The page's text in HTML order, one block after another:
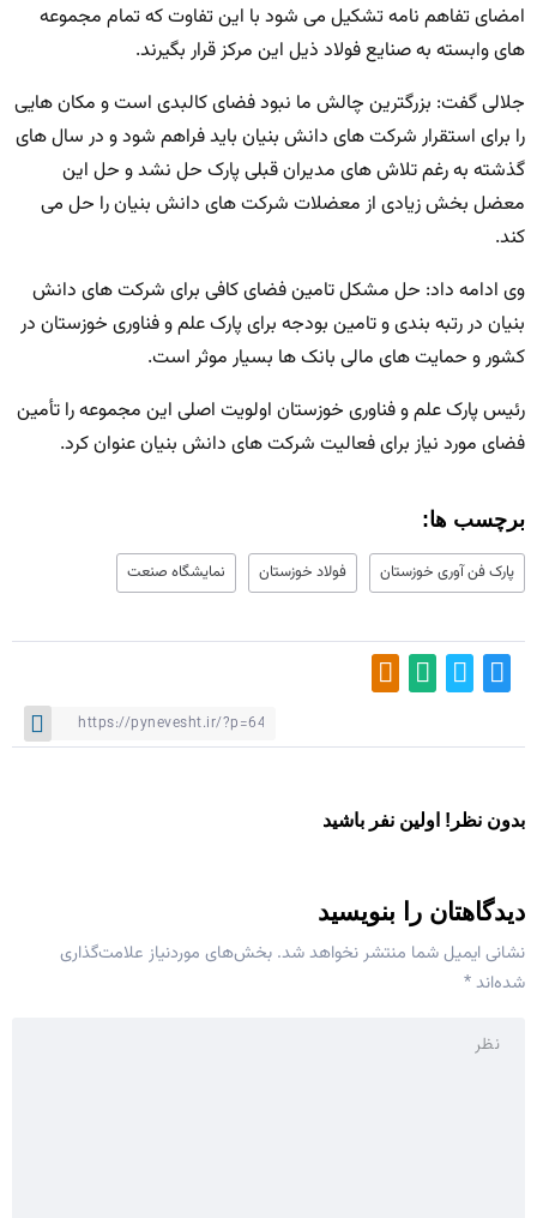
امضای تفاهم نامه تشکیل می شود با این تفاوت که تمام مجموعه
های وابسته به صنایع فولاد ذیل این مرکز قرار بگیرند.
جلالی گفت: بزرگترین چالش ما نبود فضای کالبدی است و مکان هایی
را برای استقرار شرکت های دانش بنیان باید فراهم شود و در سال های
گذشته به رغم تلاش های مدیران قبلی پارک حل نشد و حل این
معضل بخش زیادی از معضلات شرکت های دانش بنیان را حل می
کند.
وی ادامه داد: حل مشکل تامین فضای کافی برای شرکت های دانش
بنیان در رتبه بندی و تامین بودجه برای پارک علم و فناوری خوزستان در
کشور و حمایت های مالی بانک ها بسیار موثر است.
رئیس پارک علم و فناوری خوزستان اولویت اصلی این مجموعه را تأمین
فضای مورد نیاز برای فعالیت شرکت های دانش بنیان عنوان کرد.
برچسب ها:
پارک فن آوری خوزستان فولاد خوزستان نمایشگاه صنعت
بدون نظر! اولین نفر باشید
دیدگاهتان را بنویسید
نشانی ایمیل شما منتشر نخواهد شد. بخش‌های موردنیاز علامت‌گذاری
شده‌اند*